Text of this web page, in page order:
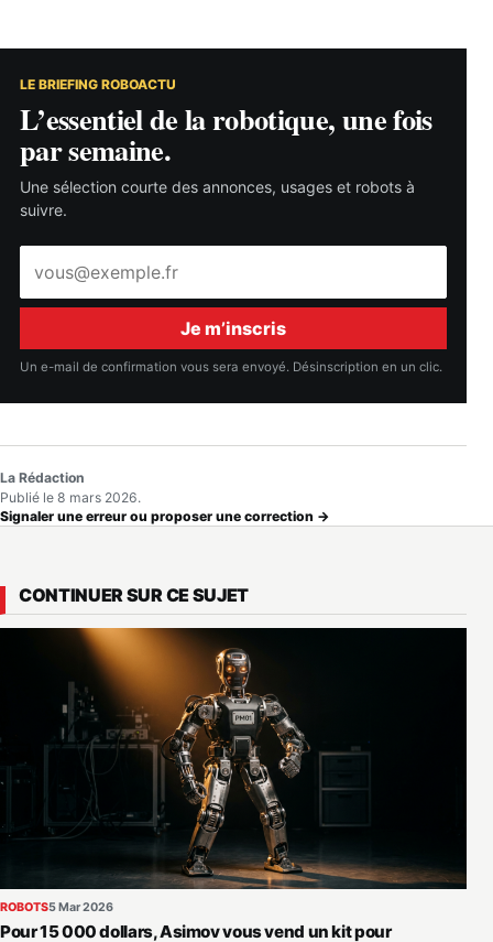
LE BRIEFING ROBOACTU
L’essentiel de la robotique, une fois
par semaine.
Une sélection courte des annonces, usages et robots à
suivre.
mail
Je m’inscris
Un e-mail de confirmation vous sera envoyé. Désinscription en un clic.
La Rédaction
Publié le 8 mars 2026.
Signaler une erreur ou proposer une correction →
CONTINUER SUR CE SUJET
ROBOTS5 Mar 2026
Pour 15 000 dollars, Asimov vous vend un kit pour